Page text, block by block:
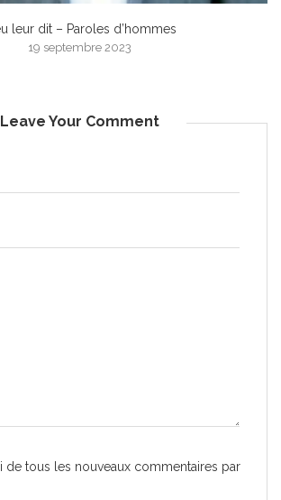
leur dit – Paroles d’hommes
19 septembre 2023
Leave Your Comment
de tous les nouveaux commentaires par